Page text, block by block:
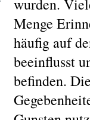
wurden.
Menge
häufig auf
beeinflusst
befinden.